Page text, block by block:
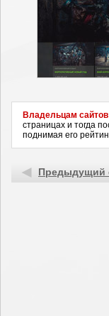
Владельцам
страницах и тогда
поднимая его
Предыдущий